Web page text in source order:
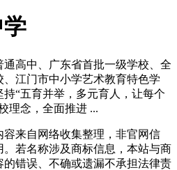
高中、广东省首批一级学校、全
江门市中小学艺术教育特色学
“五育并举，多元育人，让每个
理念，全面推进 ...
来自网络收集整理，非官网信
若名称涉及商标信息，本站与商
错误、不确或遗漏不承担法律责